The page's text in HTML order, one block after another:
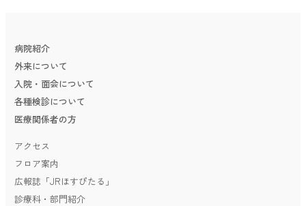
病院紹介
外来について
入院・面会について
各種検診について
医療関係者の方
アクセス
フロア案内
広報誌「JRほすぴたる」
診療科・部門紹介